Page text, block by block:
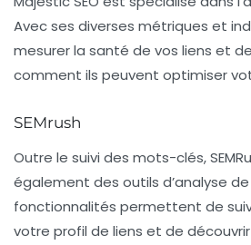
Avec ses diverses métriques et
mesurer la santé de vos liens et
comment ils peuvent optimiser
SEMrush
Outre le suivi des mots-clés,
également des outils d’analyse de
fonctionnalités permettent de
votre profil de liens et de